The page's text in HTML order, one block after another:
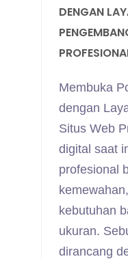
DENGAN
Membuka
dengan
Situs Web
digital saat
profesional
kebutuhan
ukuran.
dirancang